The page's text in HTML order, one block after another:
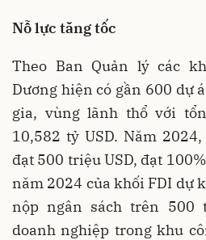
Nỗ lực tăng tốc
Theo Ban Quản lý các
Dương hiện có gần 600 dự
gia, vùng lãnh thổ với
10,582 tỷ USD. Năm
đạt 500 triệu USD, đạt
năm 2024 của khối FDI dự
nộp ngân sách trên 500
doanh nghiệp trong khu